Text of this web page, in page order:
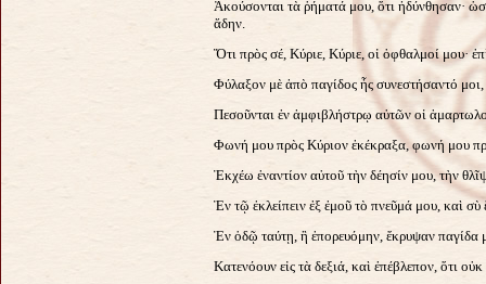
Ἀκούσονται τὰ ῥήματά μου, ὅτι ἠδύνθησαν·
ἅδην.
Ὅτι πρὸς σέ, Κύριε, Κύριε, οἱ ὀφθαλμοί μου·
Φύλαξον μὲ ἀπὸ παγίδος ἧς συνεστήσαντό
Πεσοῦνται ἐν ἀμφιβλήστρῳ αὐτῶν οἱ
Φωνή μου πρὸς Κύριον ἐκέκραξα, φωνή μου
Ἐκχέω ἐναντίον αὐτοῦ τὴν δέησίν μου, τὴν
Ἐν τῷ ἐκλείπειν ἐξ ἐμοῦ τὸ πνεῦμά μου, καὶ σὺ
Ἐν ὁδῷ ταύτῃ, ἣ ἐπορευόμην, ἔκρυψαν παγίδα
Κατενόουν εἰς τὰ δεξιά, καὶ ἐπέβλεπον, ὅτι